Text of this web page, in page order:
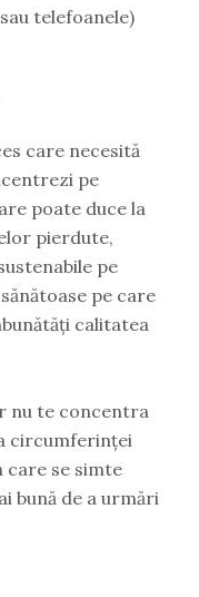
telefoanele)
care necesită
pe
poate duce la
pierdute,
pe
pe care
calitatea
nu te concentra
circumferinței
care se simte
bună de a urmări